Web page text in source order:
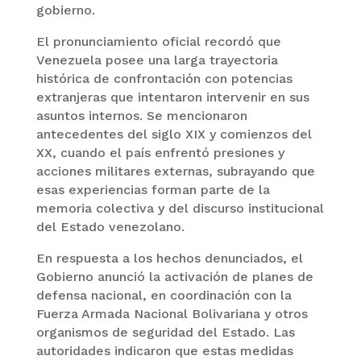
gobierno.
El pronunciamiento oficial recordó que
Venezuela posee una larga trayectoria
histórica de confrontación con potencias
extranjeras que intentaron intervenir en sus
asuntos internos. Se mencionaron
antecedentes del siglo XIX y comienzos del
XX, cuando el país enfrentó presiones y
acciones militares externas, subrayando que
esas experiencias forman parte de la
memoria colectiva y del discurso institucional
del Estado venezolano.
En respuesta a los hechos denunciados, el
Gobierno anunció la activación de planes de
defensa nacional, en coordinación con la
Fuerza Armada Nacional Bolivariana y otros
organismos de seguridad del Estado. Las
autoridades indicaron que estas medidas